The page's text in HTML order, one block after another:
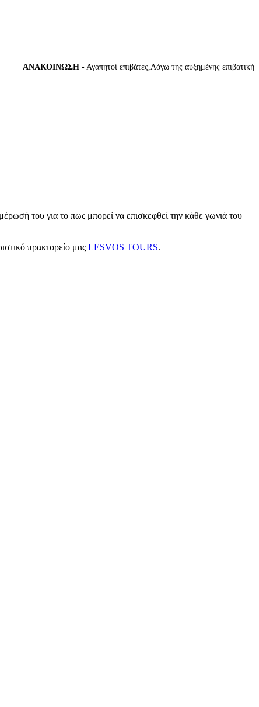
ΑΝΑΚΟΙΝΩΣΗ- Αγαπητοί επιβάτες,Λόγω της αυξημένης επιβατικής
του για το πως μπορεί να επισκεφθεί την κάθε γωνιά του
πρακτορείο μας LESVOS TOURS.